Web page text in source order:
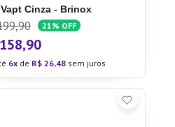
Cinza - Brinox
,90 21% OFF
158,90
6 de R$ 26,48sem juros